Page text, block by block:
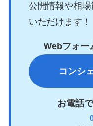
公開情報や相
いただけます！
Webフォー
コンシ
お電話